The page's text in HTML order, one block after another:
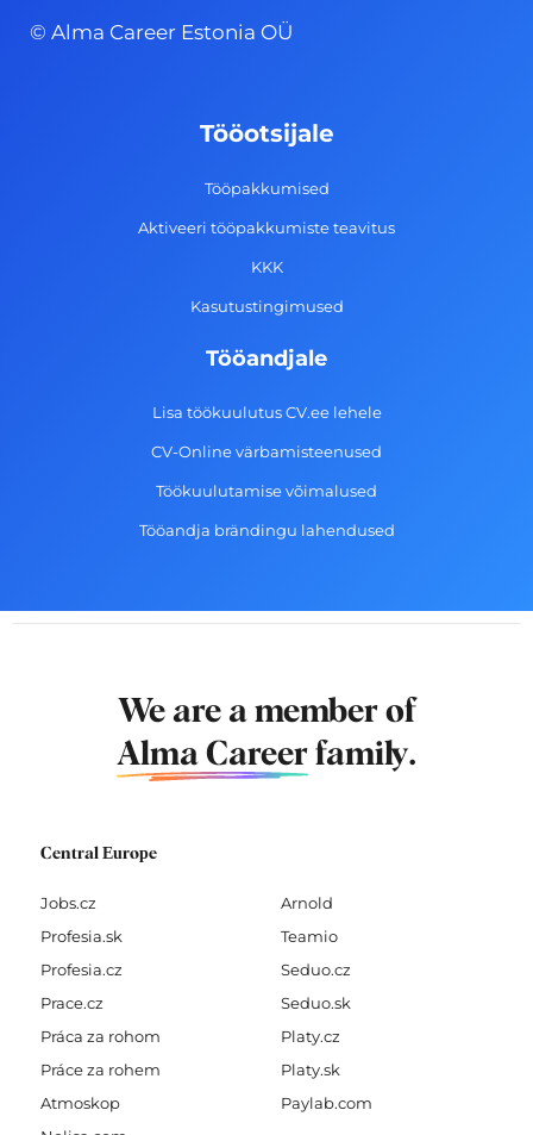
e
-
s
t
g
a
m
d
n
© Alma Career Estonia OÜ
Tööotsijale
Tööpakkumised
Aktiveeri tööpakkumiste teavitus
KKK
Kasutustingimused
Tööandjale
Lisa töökuulutus CV.ee lehele
CV-Online värbamisteenused
Töökuulutamise võimalused
Tööandja brändingu lahendused
We are a member of
Alma Career family.
Central Europe
Jobs.cz
Profesia.sk
Profesia.cz
Prace.cz
Práca za rohom
Práce za rohem
Atmoskop
Arnold
Teamio
Seduo.cz
Seduo.sk
Platy.cz
Platy.sk
Paylab.com